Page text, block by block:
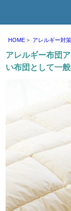
HOME アレルギー対
アレルギー布団
い布団として一